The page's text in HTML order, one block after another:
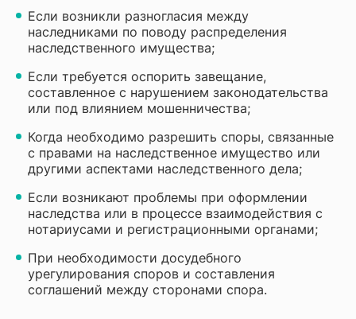
Если возникли разногласия между
наследниками по поводу распределения
наследственного имущества;
Если требуется оспорить завещание,
составленное с нарушением законодательства
или под влиянием мошенничества;
Когда необходимо разрешить споры, связанные
с правами на наследственное имущество или
другими аспектами наследственного дела;
Если возникают проблемы при оформлении
наследства или в процессе взаимодействия с
нотариусами и регистрационными органами;
При необходимости досудебного
урегулирования споров и составления
соглашений между сторонами спора.